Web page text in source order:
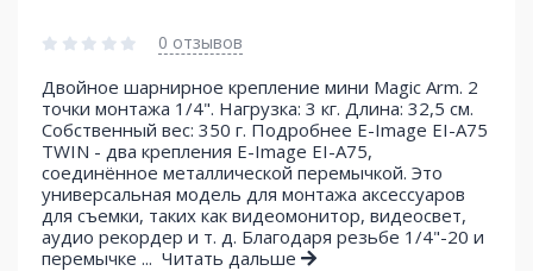
0 отзывов
Двойное шарнирное крепление мини Magic Arm. 2
точки монтажа 1/4". Нагрузка: 3 кг. Длина: 32,5 см.
Собственный вес: 350 г. Подробнее E-Image EI-A75
TWIN - два крепления E-Image EI-A75,
соединённое металлической перемычкой. Это
универсальная модель для монтажа аксессуаров
для съемки, таких как видеомонитор, видеосвет,
аудио рекордер и т. д. Благодаря резьбе 1/4"-20 и
перемычке ... Читать дальше